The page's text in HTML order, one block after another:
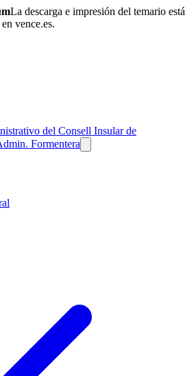
La descarga e impresión del temario está
vence.es.
del Consell Insular de
Formentera